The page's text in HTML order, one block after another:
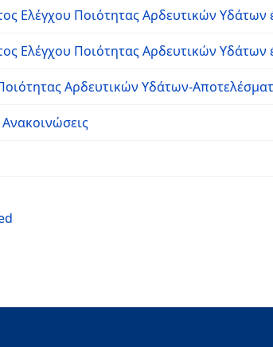
Ελέγχου Ποιότητας Αρδευτικών Υδάτων
Ελέγχου Ποιότητας Αρδευτικών Υδάτων
Αρδευτικών Υδάτων-